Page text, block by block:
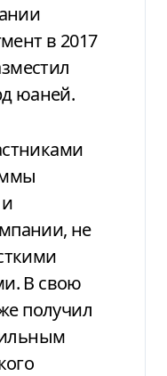
в 2017
юаней.
не
В свою
получил